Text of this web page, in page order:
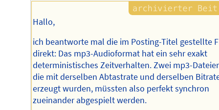
Hallo,
ich beantworte mal die im Posting-Titel gestellte
direkt: Das mp3-Audioformat hat ein sehr exakt
deterministisches Zeitverhalten. Zwei mp3-
die mit derselben Abtastrate und derselben
erzeugt wurden, müssten also perfekt synchron
zueinander abgespielt werden.